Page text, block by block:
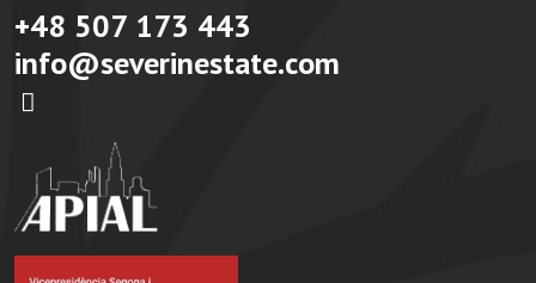
+48 507 173 443
info@severinestate.com